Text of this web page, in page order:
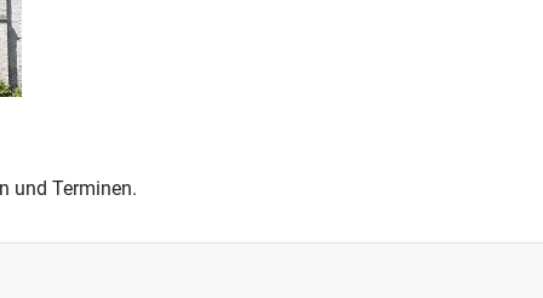
und Terminen.